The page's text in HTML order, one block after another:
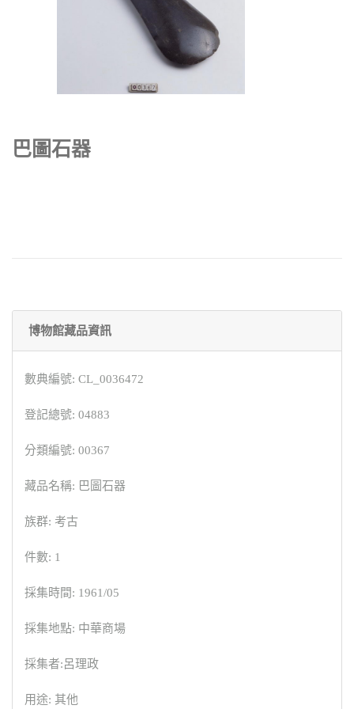
巴圖石器
博物館藏品資訊
數典編號: CL_0036472
登記總號: 04883
分類編號: 00367
藏品名稱: 巴圖石器
族群: 考古
件數: 1
採集時間: 1961/05
採集地點: 中華商場
採集者:呂理政
用途: 其他